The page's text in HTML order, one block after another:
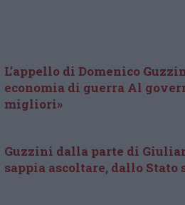
L’appello di Domenico
economia di guerra Al
migliori»
Guzzini dalla parte di
sappia ascoltare, dallo Stato